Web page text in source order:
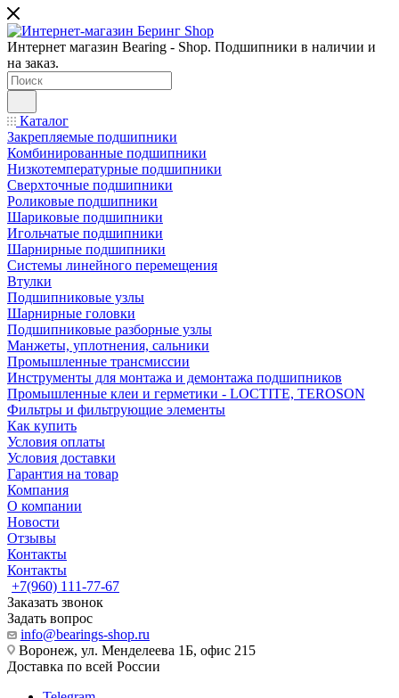
Интернет магазин Bearing - Shop. Подшипники в наличии и
на заказ.
Каталог
Закрепляемые подшипники
Комбинированные подшипники
Низкотемпературные подшипники
Сверхточные подшипники
Роликовые подшипники
Шариковые подшипники
Игольчатые подшипники
Шарнирные подшипники
Системы линейного перемещения
Втулки
Подшипниковые узлы
Шарнирные головки
Подшипниковые разборные узлы
Манжеты, уплотнения, сальники
Промышленные трансмиссии
Инструменты для монтажа и демонтажа подшипников
Промышленные клеи и герметики - LOCTITE, TEROSON
Фильтры и фильтрующие элементы
Как купить
Условия оплаты
Условия доставки
Гарантия на товар
Компания
О компании
Новости
Отзывы
Контакты
Контакты
+7(960) 111-77-67
Заказать звонок
Задать вопрос
info@bearings-shop.ru
Воронеж, ул. Менделеева 1Б, офис 215
Доставка по всей России